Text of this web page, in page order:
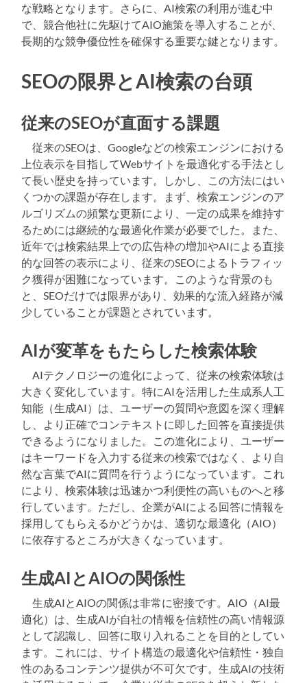
な戦略となります。さらに、AI検索の利用が進む中
で、競合他社に先駆けてAIO施策を導入することが、
長期的な競争優位性を確保する重要な鍵となります。
SEOの限界とAI検索の台頭
従来のSEOが直面する課題
従来のSEOは、Googleなどの検索エンジンにおける
上位表示を目指してWebサイトを最適化する手法とし
て長い歴史を持っています。しかし、この方法にはい
くつかの課題が存在します。まず、検索エンジンのア
ルゴリズムの頻繁な更新により、一定の成果を維持す
るためには継続的な最適化作業が必要でした。また、
近年では検索結果上での広告枠の増加やAIによる直接
的な回答の表示により、従来のSEOによるトラフィッ
ク獲得が困難になっています。このような背景のも
と、SEOだけでは限界があり、効果的な流入経路が減
少していることが課題とされています。
AIが変革をもたらした検索体験
AIテクノロジーの進化によって、従来の検索体験は
大きく変化しています。特にAIを活用した生成系人工
知能（生成AI）は、ユーザーの質問や意図を深く理解
し、より正確でコンテキストに即した回答を直接提供
できるようになりました。この進化により、ユーザー
はキーワードを入力する従来の検索ではなく、より自
然な言葉でAIに質問を行うようになっています。これ
により、検索体験は迅速かつ利便性の高いものへと移
行しています。ただし、企業がAIによる回答に情報を
採用してもらえるかどうかは、適切な最適化（AIO）
に依存するところが大きくなっています。
生成AIとAIOの関係性
生成AIとAIOの関係は非常に密接です。AIO（AI最
適化）は、生成AIが自社の情報を信頼性の高い情報源
として認識し、回答に取り入れることを目的としてい
ます。これには、サイト構造の最適化や信頼性・独自
性のあるコンテンツ提供が不可欠です。生成AIの技術